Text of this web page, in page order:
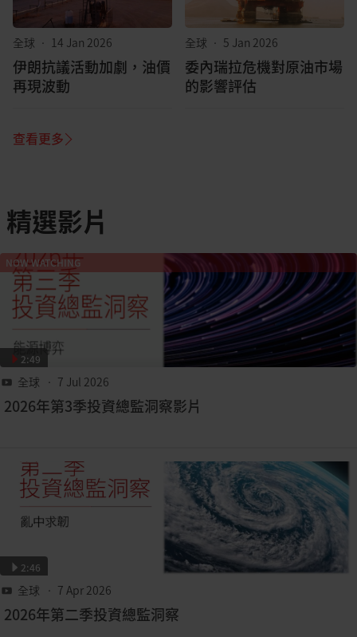
全球 • 14 Jan 2026
伊朗抗議活動加劇，油價
再現波動
全球 • 5 Jan 2026
委內瑞拉危機對原油市場
的影響評估
查看更多
精選影片
NOW WATCHING
2:49
全球 • 7 Jul 2026
2026年第3季投資總監洞察影片
2:46
全球 • 7 Apr 2026
2026年第二季投資總監洞察